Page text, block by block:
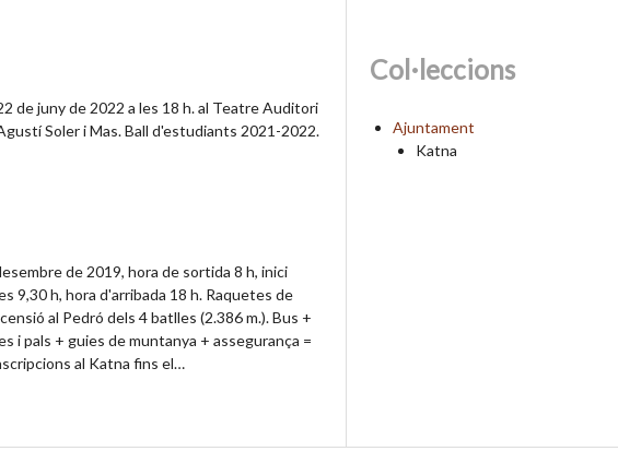
de juny de 2022 a les 18 h. al Teatre Auditori
Soler i Mas. Ball d'estudiants 2021-2022.
de 2019, hora de sortida 8 h, inici
9,30 h, hora d'arribada 18 h. Raquetes de
al Pedró dels 4 batlles (2.386 m.). Bus +
i pals + guies de muntanya + assegurança =
al Katna fins el…
Col·leccions
Ajuntament
Katna